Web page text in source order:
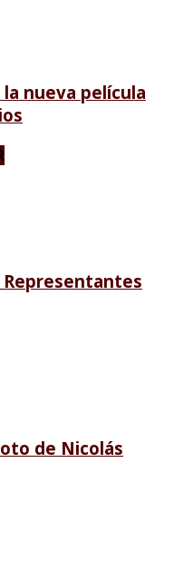
nueva película
Representantes
de Nicolás